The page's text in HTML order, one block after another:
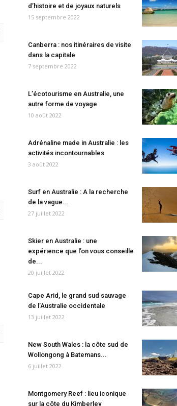
d’histoire et de joyaux naturels
15 septembre 2022
Canberra : nos itinéraires de visite
dans la capitale
7 septembre 2022
L’écotourisme en Australie, une
autre forme de voyage
10 août 2022
Adrénaline made in Australie : les
activités incontournables
3 août 2022
Surf en Australie : A la recherche
de la vague...
27 juillet 2022
Skier en Australie : une
expérience que l’on vous conseille
de...
20 juillet 2022
Cape Arid, le grand sud sauvage
de l’Australie occidentale
13 juillet 2022
New South Wales : la côte sud de
Wollongong à Batemans...
6 juillet 2022
Montgomery Reef : lieu iconique
sur la côte du Kimberley